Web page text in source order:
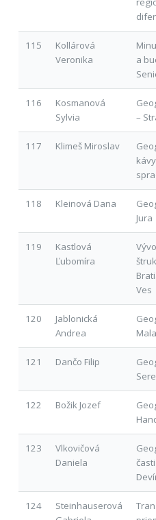
115
Kollárová
Veronika
a
116
Kosmanová
Sylvia
–
117 Klimeš Miroslav
118 Kleinová Dana
Jura
119
Kastlová
Ľubomíra
Ves
120
Jablonická
Andrea
121 Dančo Filip
122 Božik Jozef
123
Vlkovičová
Daniela
124
Steinhauserová